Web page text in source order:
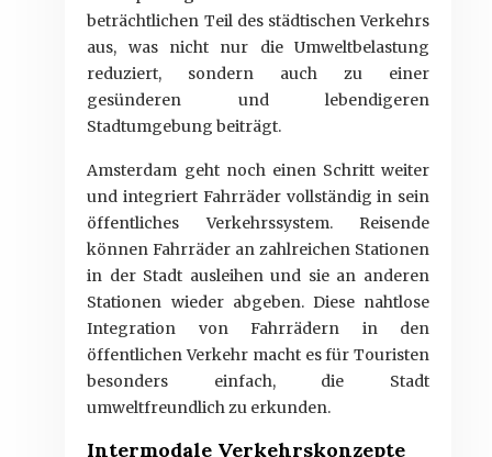
beträchtlichen Teil des städtischen Verkehrs
aus, was nicht nur die Umweltbelastung
reduziert, sondern auch zu einer
gesünderen und lebendigeren
Stadtumgebung beiträgt.
Amsterdam geht noch einen Schritt weiter
und integriert Fahrräder vollständig in sein
öffentliches Verkehrssystem. Reisende
können Fahrräder an zahlreichen Stationen
in der Stadt ausleihen und sie an anderen
Stationen wieder abgeben. Diese nahtlose
Integration von Fahrrädern in den
öffentlichen Verkehr macht es für Touristen
besonders einfach, die Stadt
umweltfreundlich zu erkunden.
Intermodale Verkehrskonzepte